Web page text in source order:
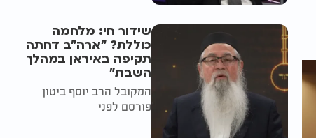
שידור חי: מלחמה
כוללת? ״ארה"ב דחתה
תקיפה באיראן במהלך
השבת״
המקובל הרב יוסף ביטון
פורסם לפני